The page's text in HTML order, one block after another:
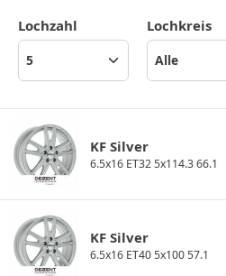
Lochzahl Lochkreis
KF Silver
6.5x16 ET32 5x114.3 66.1
KF Silver
6.5x16 ET40 5x100 57.1